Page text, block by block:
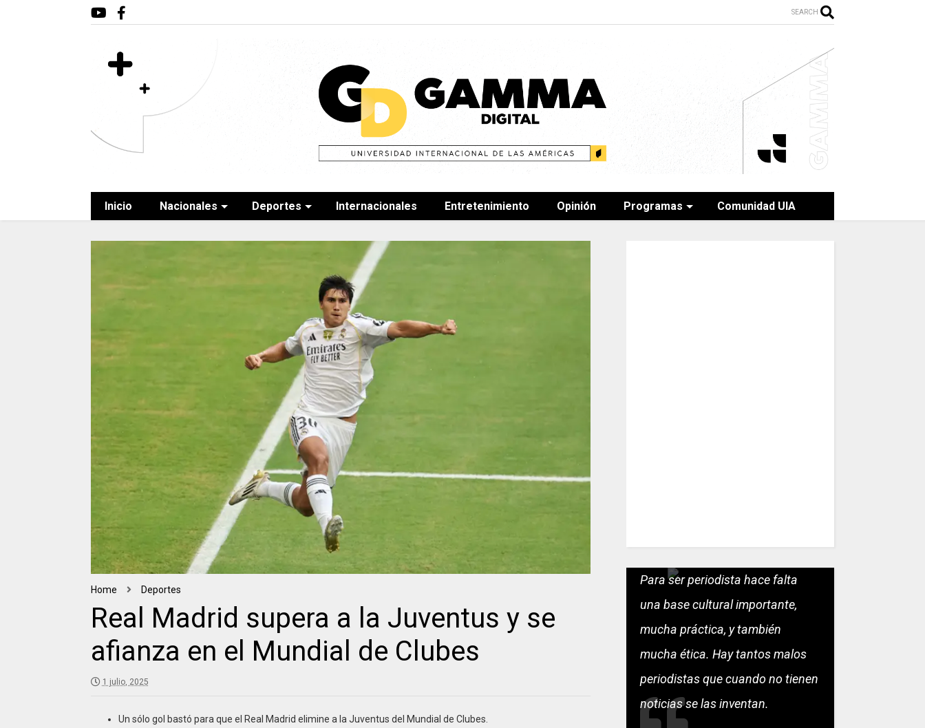
SEARCH
Inicio Nacionales Deportes Internacionales Entretenimiento Opinión Programas Comunidad UIA
Home Deportes
Real Madrid supera a la Juventus y se
afianza en el Mundial de Clubes
1 julio, 2025
Un sólo gol bastó para que el Real Madrid elimine a la Juventus del Mundial de Clubes.
Para ser periodista hace falta
una base cultural importante,
mucha práctica, y también
mucha ética. Hay tantos malos
periodistas que cuando no tienen
noticias se las inventan.